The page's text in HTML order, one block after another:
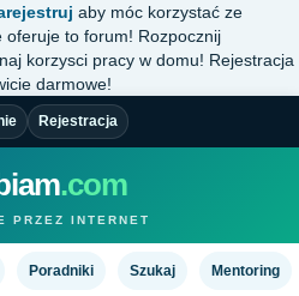
aby móc korzystać ze
oferuje to forum! Rozpocznij
korzysci pracy w domu! Rejestracja
darmowe!
Rejestracja
.com
PRZEZ INTERNET
Poradniki Szukaj Mentoring